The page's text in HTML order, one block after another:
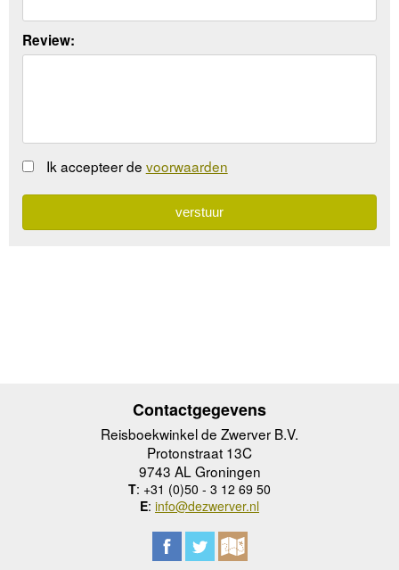
Review:
Ik accepteer de voorwaarden
Contactgegevens
Reisboekwinkel de Zwerver B.V.
Protonstraat 13C
9743 AL Groningen
T: +31 (0)50 - 3 12 69 50
E: info@dezwerver.nl